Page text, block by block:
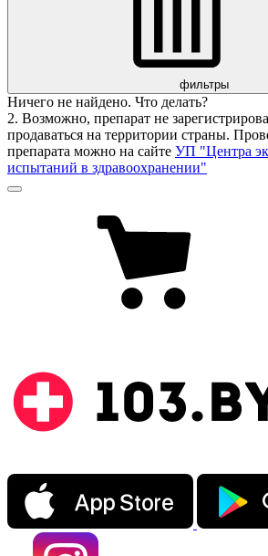
фильтры
Ничего не найдено. Что делать?
2. Возможно, препарат не
продаваться на территории страны.
препарата можно на сайте УП "Центра
испытаний в здравоохранении"